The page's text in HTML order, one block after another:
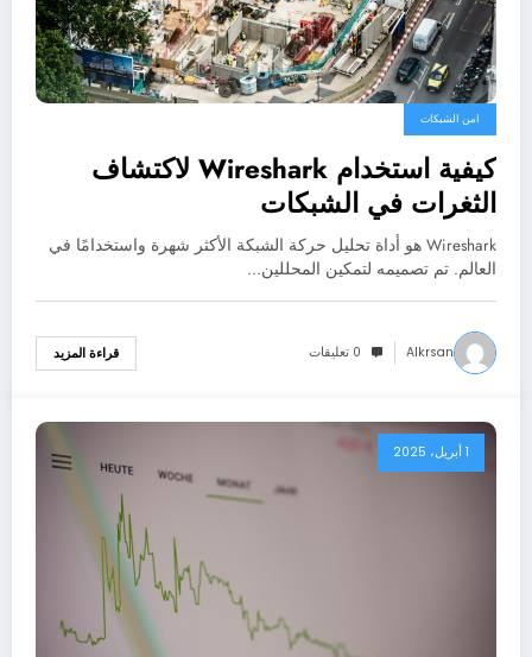
امن الشبكات
كيفية استخدام Wireshark لاكتشاف
الثغرات في الشبكات
Wireshark هو أداة تحليل حركة الشبكة الأكثر شهرة واستخدامًا في
العالم. تم تصميمه لتمكين المحللين…
Alkrsan 0 تعليقات قراءة المزيد
1 أبريل، 2025